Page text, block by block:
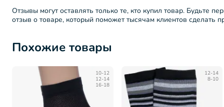
Отзывы могут оставлять только те, кто купил товар. Будьте
отзыв о товаре, который поможет тысячам клиентов сделать
Похожие товары
10-12
12-14
16-18
12-14
8-10